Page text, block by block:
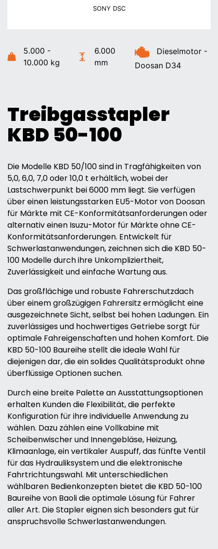
SONY DSC
5.000 -
10.000 kg
6.000
mm
Dieselmotor -
Doosan D34
Treibgasstapler
KBD 50-100
Die Modelle KBD 50/100 sind in Tragfähigkeiten von
5,0, 6,0, 7,0 oder 10,0 t erhältlich, wobei der
Lastschwerpunkt bei 6000 mm liegt. Sie verfügen
über einen leistungsstarken EU5-Motor von Doosan
für Märkte mit CE-Konformitätsanforderungen oder
alternativ einen Isuzu-Motor für Märkte ohne CE-
Konformitätsanforderungen. Entwickelt für
Schwerlastanwendungen, zeichnen sich die KBD 50-
100 Modelle durch ihre Unkompliziertheit,
Zuverlässigkeit und einfache Wartung aus.
Das großflächige und robuste Fahrerschutzdach
über einem großzügigen Fahrersitz ermöglicht eine
ausgezeichnete Sicht, selbst bei hohen Ladungen. Ein
zuverlässiges und hochwertiges Getriebe sorgt für
optimale Fahreigenschaften und hohen Komfort. Die
KBD 50-100 Baureihe stellt die ideale Wahl für
diejenigen dar, die ein solides Qualitätsprodukt ohne
überflüssige Optionen suchen.
Durch eine breite Palette an Ausstattungsoptionen
erhalten Kunden die Flexibilität, die perfekte
Konfiguration für ihre individuelle Anwendung zu
wählen. Dazu zählen eine Vollkabine mit
Scheibenwischer und Innengebläse, Heizung,
Klimaanlage, ein vertikaler Auspuff, das fünfte Ventil
für das Hydrauliksystem und die elektronische
Fahrtrichtungswahl. Mit unterschiedlichen
wählbaren Bedienkonzepten bietet die KBD 50-100
Baureihe von Baoli die optimale Lösung für Fahrer
aller Art. Die Stapler eignen sich besonders gut für
anspruchsvolle Schwerlastanwendungen.